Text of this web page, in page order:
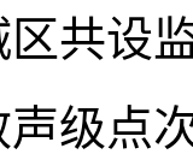
共设
级点